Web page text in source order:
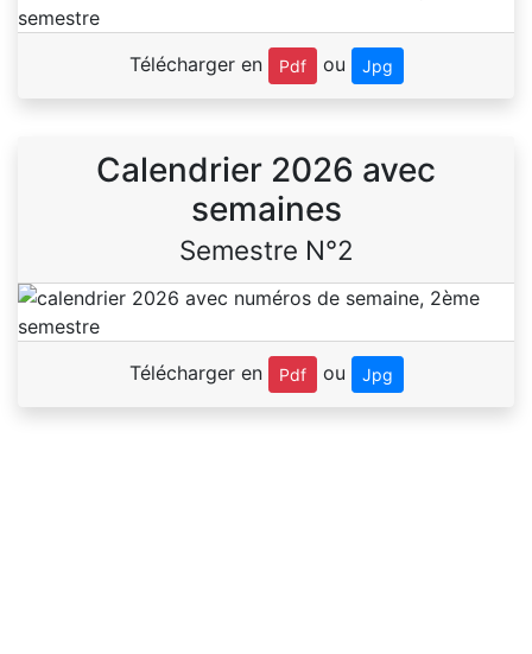
Télécharger en Pdf ou Jpg
Calendrier 2026 avec
semaines
Semestre N°2
Télécharger en Pdf ou Jpg